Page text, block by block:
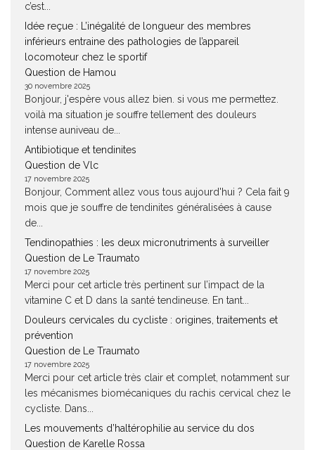
c’est...
Idée reçue : L’inégalité de longueur des membres
inférieurs entraine des pathologies de l’appareil
locomoteur chez le sportif
Question de Hamou
30 novembre 2025
Bonjour, j'espère vous allez bien. si vous me permettez.
voilà ma situation je souffre tellement des douleurs
intense auniveau de...
Antibiotique et tendinites
Question de Vlc
17 novembre 2025
Bonjour, Comment allez vous tous aujourd'hui ? Cela fait 9
mois que je souffre de tendinites généralisées à cause
de...
Tendinopathies : les deux micronutriments à surveiller
Question de Le Traumato
17 novembre 2025
Merci pour cet article très pertinent sur l’impact de la
vitamine C et D dans la santé tendineuse. En tant...
Douleurs cervicales du cycliste : origines, traitements et
prévention
Question de Le Traumato
17 novembre 2025
Merci pour cet article très clair et complet, notamment sur
les mécanismes biomécaniques du rachis cervical chez le
cycliste. Dans...
Les mouvements d’haltérophilie au service du dos
Question de Karelle Rossa